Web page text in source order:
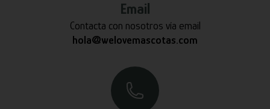
Email
Contacta con nosotros vía email
hola@welovemascotas.com